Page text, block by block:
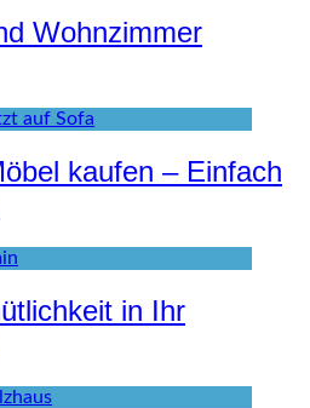
Wohnzimmer
kaufen – Einfach
in Ihr